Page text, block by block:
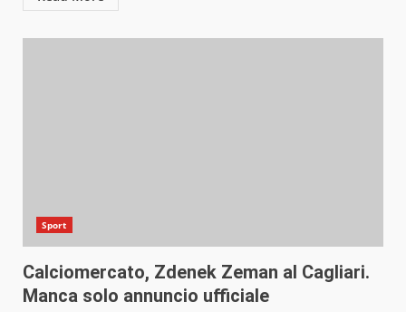
Sport
Calciomercato, Zdenek Zeman al Cagliari.
Manca solo annuncio ufficiale